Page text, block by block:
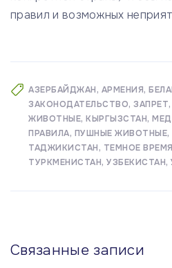
правил и возможных
АЗЕРБАЙДЖАН АРМЕНИЯ
ЗАКОНОДАТЕЛЬСТВО ЗАПРЕТ
ЖИВОТНЫЕ КЫРГЫЗСТАН
ПРАВИЛА ПУШНЫЕ ЖИВОТНЫЕ
ТАДЖИКИСТАН
ТЕМНОЕ
ТУРКМЕНИСТАН УЗБЕКИСТАН
Связанные записи